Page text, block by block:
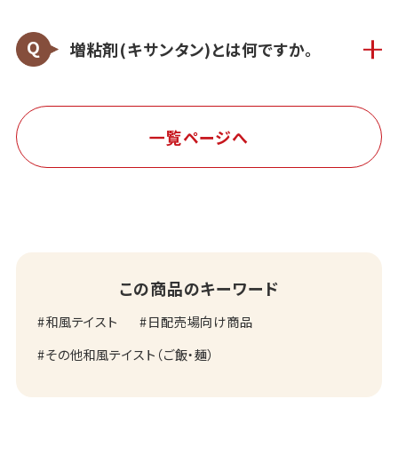
増粘剤(キサンタン)とは何ですか。
一覧ページへ
この商品のキーワード
和風テイスト
日配売場向け商品
その他和風テイスト（ご飯・麺）